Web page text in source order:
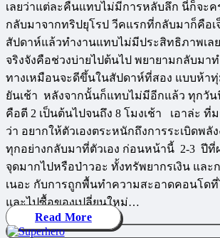
เลยว่าแต่ละคืนแทบไม่มีการหลับลึก นี่ก็จะ
กลับมาจากทริปยุโรป วีคแรกที่กลับมาก็คือเ
สัปดาห์แล้วทำงานแทบไม่มีประสิทธิภาพเล
จริงจังคือช่วงบ่ายไปต้นไป พยายามกลับมา
ทางเหมือนจะดีขึ้นในสัปดาห์ที่สอง แบบห้า
ยันเช้า หลังจากนั้นก็แทบไม่มีอีกแล้ว ทุกวัน
คือตี 2 เป็นต้นไปจนถึง 8 โมงเช้า เอาล่ะ ที่
ว่า อยากให้ตัวเองตระหนักถึงการระเบิดพลั
ทุกอย่างกลับมาที่ตัวเอง ก่อนหน้านี้ 2-3 ปีที่
จุดมากไปหรือป่าวอะ ทั้งทรัพยากรเงิน และก
เนอะ กับการถูกพื้นทำความสะอาดคอนโดที่
และไปซื้อของเปลี่ยนใหม่…
Read More